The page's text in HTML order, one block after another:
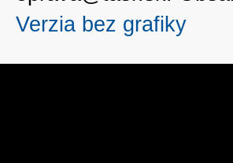
Verzia bez grafiky